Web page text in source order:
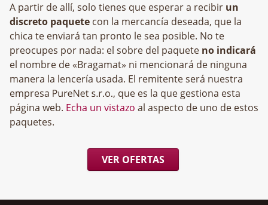
A partir de allí, solo tienes que esperar a recibir un
discreto paquete con la mercancía deseada, que la
chica te enviará tan pronto le sea posible. No te
preocupes por nada: el sobre del paquete no indicará
el nombre de «Bragamat» ni mencionará de ninguna
manera la lencería usada. El remitente será nuestra
empresa
, que es la que gestiona esta
página web. Echa un vistazo al aspecto de uno de estos
paquetes.
VER OFERTAS